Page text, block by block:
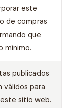
este
de compras
que
mínimo.
publicados
válidos para
sitio web.